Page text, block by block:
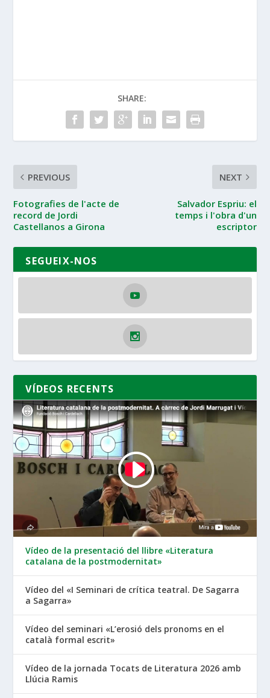
SHARE:
PREVIOUS
Fotografies de l'acte de
record de Jordi
Castellanos a Girona
NEXT
Salvador Espriu: el
temps i l'obra d'un
escriptor
SEGUEIX-NOS
VÍDEOS RECENTS
Vídeo de la presentació del llibre «Literatura
catalana de la postmodernitat»
Vídeo del «I Seminari de crítica teatral. De Sagarra
a Sagarra»
Vídeo del seminari «L’erosió dels pronoms en el
català formal escrit»
Vídeo de la jornada Tocats de Literatura 2026 amb
Llúcia Ramis